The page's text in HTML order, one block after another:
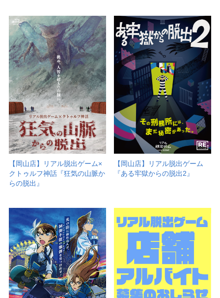
【岡山店】リアル脱出ゲーム×
クトゥルフ神話『狂気の山脈か
らの脱出』
【岡山店】リアル脱出ゲーム
『ある牢獄からの脱出2』